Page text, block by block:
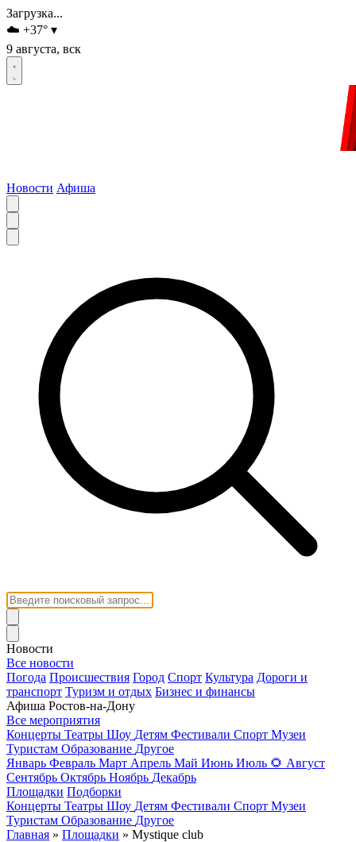
Загрузка...
☁️ +37° ▾
9 августа, вск
Новости Афиша
Новости
Все новости
Погода Происшествия Город Спорт Культура Дороги и
транспорт Туризм и отдых Бизнес и финансы
Афиша Ростов-на-Дону
Все мероприятия
Концерты Театры Шоу Детям Фестивали Спорт Музеи
Туристам Образование Другое
Январь Февраль Март Апрель Май Июнь Июль 🌻 Август
Сентябрь Октябрь Ноябрь Декабрь
Площадки Подборки
Концерты Театры Шоу Детям Фестивали Спорт Музеи
Туристам Образование Другое
Главная » Площадки » Mystique club